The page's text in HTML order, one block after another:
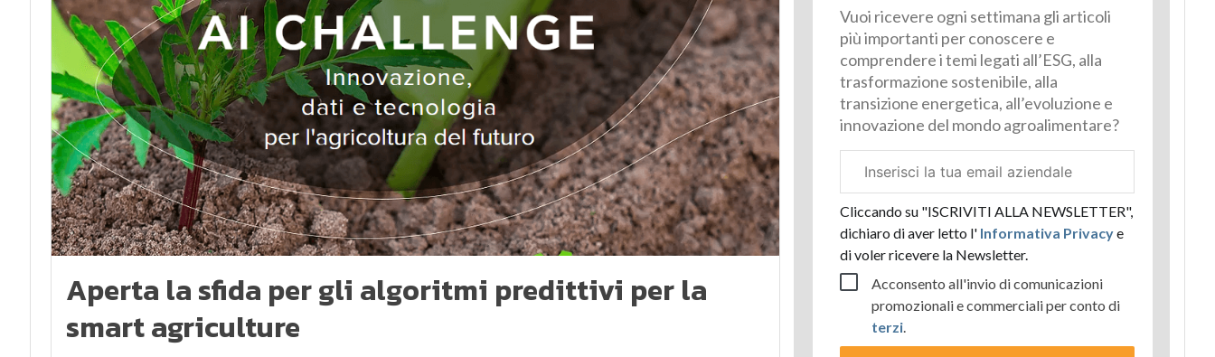
Aperta la sfida per gli algoritmi predittivi per la
smart agriculture
Vuoi ricevere ogni settimana gli articoli
più importanti per conoscere e
comprendere i temi legati all’ESG, alla
trasformazione sostenibile, alla
transizione energetica, all’evoluzione e
innovazione del mondo agroalimentare?
aziendale
Cliccando su "ISCRIVITI ALLA NEWSLETTER",
dichiaro di aver letto l'Informativa Privacye
di voler ricevere la Newsletter.
Acconsento all'invio di comunicazioni
promozionali e commerciali per conto di
terzi.